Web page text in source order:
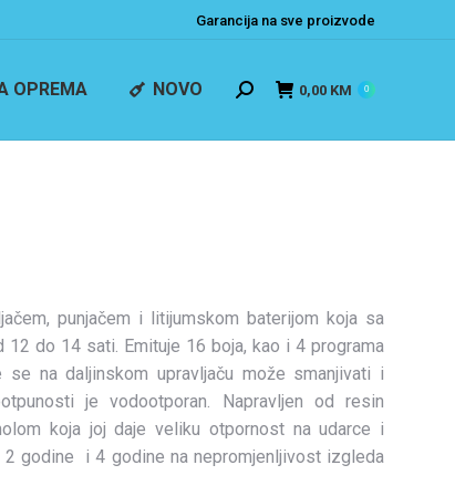
Garancija na sve proizvode
OPREMA NOVO 0,00 KM 0
punjačem i litijumskom baterijom koja sa
do 14 sati. Emituje 16 boja, kao i 4 programa
se na daljinskom upravljaču može smanjivati i
je vodootporan. Napravljen od resin
koja joj daje veliku otpornost na udarce i
2 godine i 4 godine na nepromjenljivost izgleda